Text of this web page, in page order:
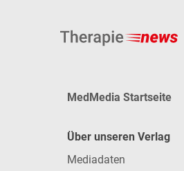
MedMedia Startseite
Über unseren Verlag
Mediadaten